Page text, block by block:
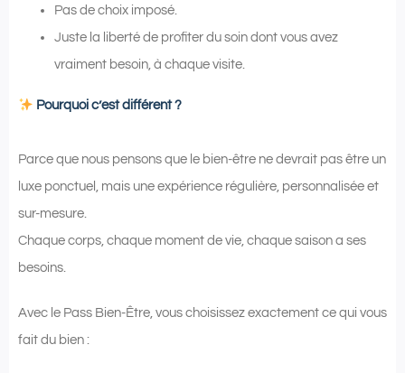
Pas de choix imposé.
Juste la liberté de profiter du soin dont vous avez
vraiment besoin, à chaque visite.
Pourquoi c’est différent ?
Parce que nous pensons que le bien-être ne devrait pas être un
luxe ponctuel, mais une expérience régulière, personnalisée et
sur-mesure.
Chaque corps, chaque moment de vie, chaque saison a ses
besoins.
Avec le Pass Bien-Être, vous choisissez exactement ce qui vous
fait du bien :